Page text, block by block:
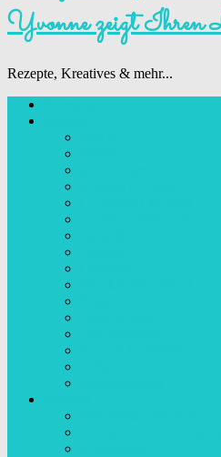
Rezepte, Kreatives & mehr...